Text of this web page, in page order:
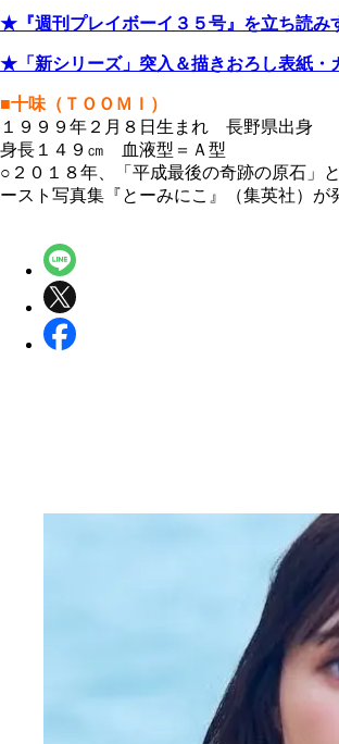
★『週刊プレイボーイ３５号』を立ち読み
★「新シリーズ」突入＆描きおろし表紙・
■十味（ＴＯＯＭＩ）
１９９９年２月８日生まれ 長野県出身
身長１４９㎝ 血液型＝Ａ型
○２０１８年、「平成最後の奇跡の原石」
ースト写真集『とーみにこ』（集英社）が